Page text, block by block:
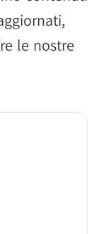
le nostre